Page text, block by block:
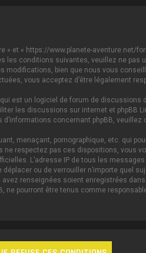
» et « https://www.planete-aventure.net/
les conditions suivantes, veuillez ne pas
bien que nous vous
vous acceptez d’être légalement
est un logiciel de forum de discussions
les discussions sur internet et phpBB
concernant phpBB, veuillez
menaçant, pornographique, etc. qui
ne respectez pas ces dispositions, vous
L’adresse IP de tous les
ou de verrouiller n’importe quel
renseignées soient enregistrées
ne pourront être tenus comme